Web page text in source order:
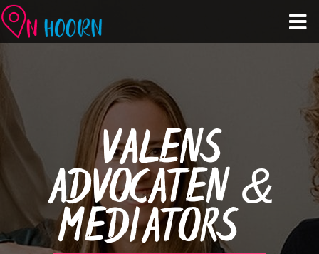
Zien & Doen
Winkelen & Horeca
Over Hoorn
Plan je bezoek
VALENS
ADVOCATEN &
MEDIATORS